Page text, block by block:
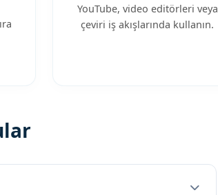
YouTube, video editörleri veya
çeviri iş akışlarında kullanın.